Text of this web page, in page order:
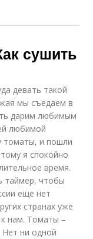
сушить
девать такой
мы съедаем в
дарим любимым
любимой
томаты, и пошли
я спокойно
время.
таймер, чтобы
еще нет
странах уже
нам. Томаты –
Нет ни одной